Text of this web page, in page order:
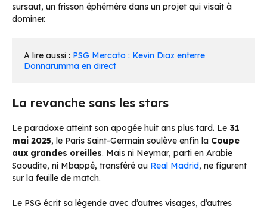
sursaut, un frisson éphémère dans un projet qui visait à
dominer.
A lire aussi : PSG Mercato : Kevin Diaz enterre
Donnarumma en direct
La revanche sans les stars
Le paradoxe atteint son apogée huit ans plus tard. Le 31
mai 2025, le Paris Saint-Germain soulève enfin la Coupe
aux grandes oreilles. Mais ni Neymar, parti en Arabie
Saoudite, ni Mbappé, transféré au Real Madrid, ne figurent
sur la feuille de match.
Le PSG écrit sa légende avec d’autres visages, d’autres